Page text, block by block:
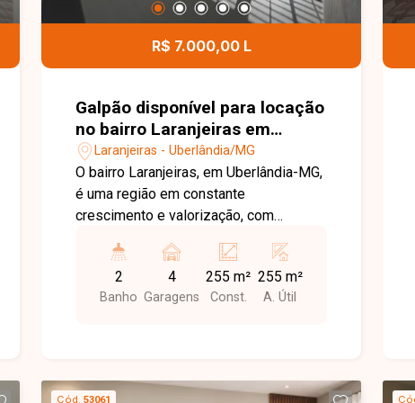
aquecimento, acabamento moderno e
cobertas e 02 descobertas,
funcionalidade. Entre em contato para
mais informações e agende uma visita
para conhecer esta excelente
oportunidade.
R$ 7.000,00 L
Galpão disponível para locação
no bairro Laranjeiras em
Uberlândia-MG
Laranjeiras - Uberlândia/MG
O bairro Laranjeiras, em Uberlândia-MG,
é uma região em constante
crescimento e valorização, com
às principais vias da cidade. Localizado
em avenida de grande fluxo, oferece
ótima visibilidade e praticidade, sendo
aproximadamente 255m² de área
2
Banho
4
Garagens
255 m²
Const.
255 m²
A. Útil
Cód. 53061